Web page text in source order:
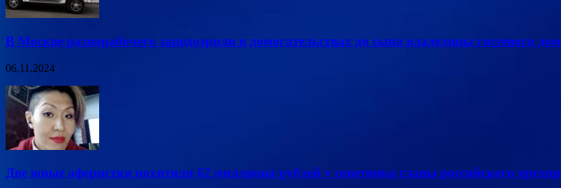
В Москве разнорабочего заподозрили в домогательствах до сына владелицы гостевого
06.11.2024
Две юные аферистки похитили 62 миллиона рублей у советника главы российского